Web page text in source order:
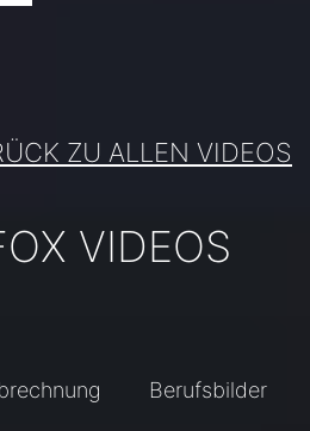
ZU ALLEN VIDEOS
VIDEOS
Berufsbilder